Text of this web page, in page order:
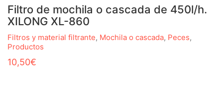
Filtro de mochila o cascada de 450l/h.
XILONG XL-860
Filtros y material filtrante, Mochila o cascada, Peces,
Productos
10,50€